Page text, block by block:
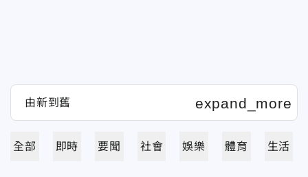
全部 即時 要聞 社會 娛樂 體育 生活